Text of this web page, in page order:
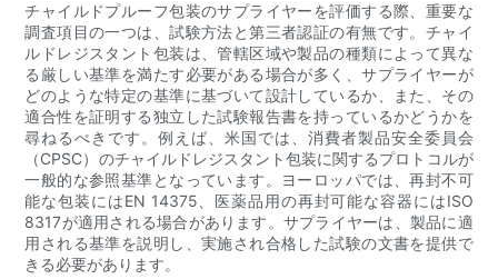
チャイルドプルーフ包装のサプライヤーを評価する際、重要な
調査項目の一つは、試験方法と第三者認証の有無です。チャイ
ルドレジスタント包装は、管轄区域や製品の種類によって異な
る厳しい基準を満たす必要がある場合が多く、サプライヤーが
どのような特定の基準に基づいて設計しているか、また、その
適合性を証明する独立した試験報告書を持っているかどうかを
尋ねるべきです。例えば、米国では、消費者製品安全委員会
（CPSC）のチャイルドレジスタント包装に関するプロトコルが
一般的な参照基準となっています。ヨーロッパでは、再封不可
能な包装にはEN 14375、医薬品用の再封可能な容器にはISO
8317が適用される場合があります。サプライヤーは、製品に適
用される基準を説明し、実施され合格した試験の文書を提供で
きる必要があります。